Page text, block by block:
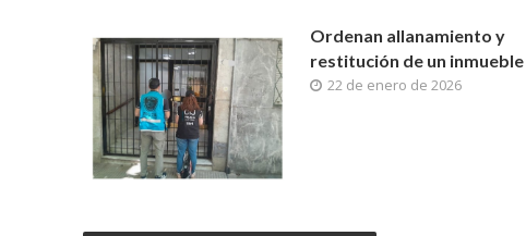
Ordenan allanamiento y
restitución de un inmueble
22 de enero de 2026